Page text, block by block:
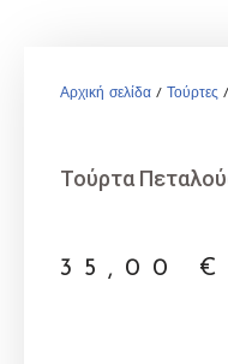
Αρχική σελίδα / Τούρτες /
Τούρτα
35,00 €